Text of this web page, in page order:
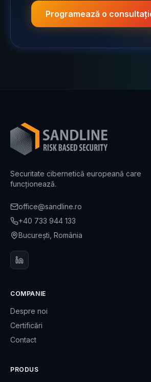
Programează o
Securitate cibernetică europeană care
funcționează.
office@sandline.ro
+40 733 944 133
București, România
COMPANIE
Despre noi
Certificări
Contact
PRODUS